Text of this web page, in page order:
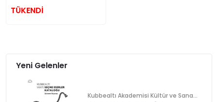
TÜKENDİ
Yeni Gelenler